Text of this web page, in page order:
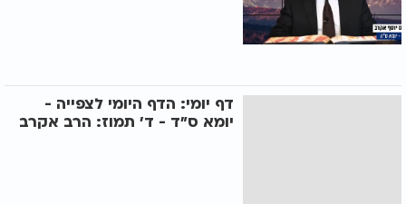
דף יומי: הדף היומי לצפייה -
יומא ס"ד - ד’ תמוז: הרב אקרב